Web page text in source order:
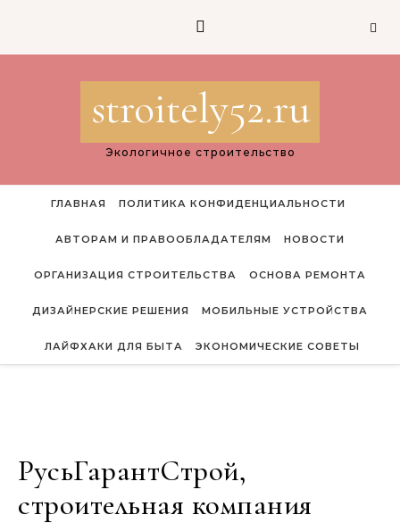
stroitely52.ru
Экологичное строительство
ГЛАВНАЯ ПОЛИТИКА КОНФИДЕНЦИАЛЬНОСТИ
АВТОРАМ И ПРАВООБЛАДАТЕЛЯМ НОВОСТИ
ОРГАНИЗАЦИЯ СТРОИТЕЛЬСТВА ОСНОВА РЕМОНТА
ДИЗАЙНЕРСКИЕ РЕШЕНИЯ МОБИЛЬНЫЕ УСТРОЙСТВА
ЛАЙФХАКИ ДЛЯ БЫТА ЭКОНОМИЧЕСКИЕ СОВЕТЫ
РусьГарантСтрой,
строительная компания